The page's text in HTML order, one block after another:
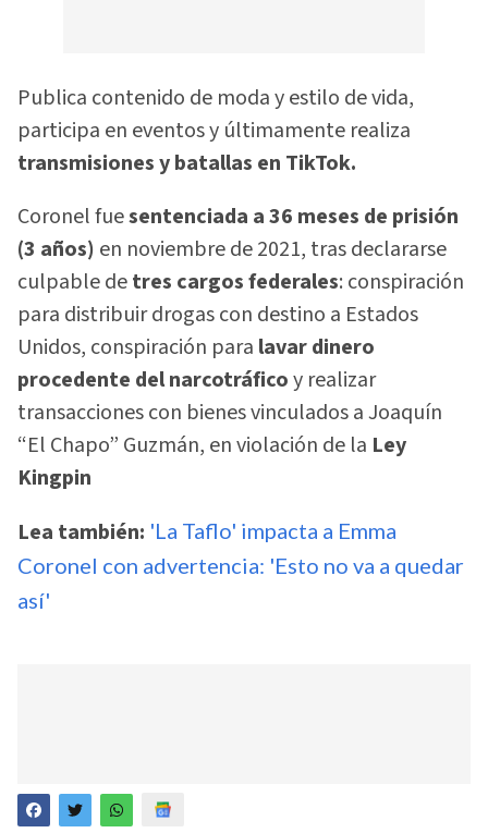
Publica contenido de moda y estilo de vida,
participa en eventos y últimamente realiza
transmisiones y batallas en TikTok.
Coronel fuesentenciada a 36 meses de prisión
(3 años) en noviembre de 2021, tras declararse
culpable detres cargos federales: conspiración
para distribuir drogas con destino a Estados
Unidos, conspiración para lavar dinero
procedente del narcotráficoy realizar
transacciones con bienes vinculados a Joaquín
“El Chapo” Guzmán, en violación de la Ley
Kingpin
Lea también: 'La Taflo' impacta a Emma
Coronel con advertencia: 'Esto no va a quedar
así'